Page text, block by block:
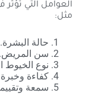
العوامل التي تؤثر
مثل:
حالة البشرة.
سن المريض.
نوع الخيوط
كفاءة
سمعة